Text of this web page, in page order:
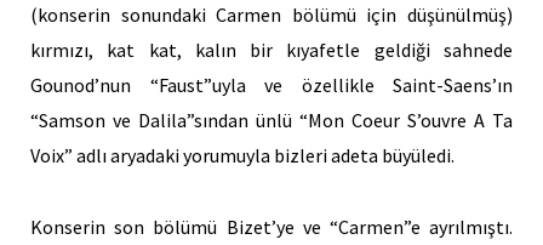
(konserin sonundaki Carmen bölümü için düşünülmüş)
kırmızı, kat kat, kalın bir kıyafetle geldiği sahnede
Gounod’nun “Faust”uyla ve özellikle Saint-Saens’ın
“Samson ve Dalila”sından ünlü “Mon Coeur S’ouvre A Ta
Voix” adlı aryadaki yorumuyla bizleri adeta büyüledi.
Konserin son bölümü Bizet’ye ve “Carmen”e ayrılmıştı.